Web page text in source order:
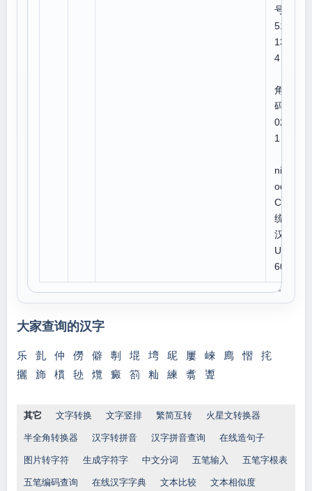
号:2
511
133
4
角号
码:6
028
1
niC
ode:
CJK
统一
汉字
U 6
603
大家查询的汉字
乐 亄 仲 僗 僻 剸 堒 塆 屔 屢 崍 廌 慴
挓
攦
斾 樌 毜 爦 癜 箚 籼 練 翥 聻
其它 文字转换 文字竖排 繁简互转 火星文转换器
半全角转换器 汉字转拼音 汉字拼音查询 在线造句子
图片转字符 生成字符字 中文分词 五笔输入 五笔字根表
五笔编码查询 在线汉字字典 文本比较 文本相似度